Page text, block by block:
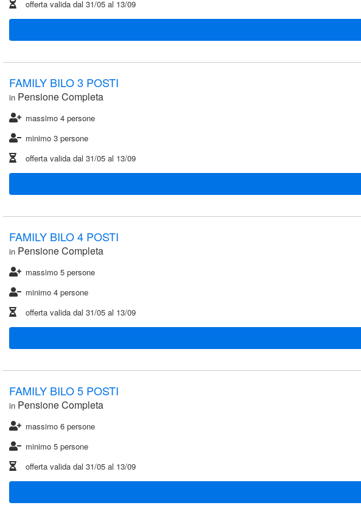
offerta valida dal 31/05 al 13/09
FAMILY BILO 3 POSTI
in Pensione Completa
massimo 4 persone
minimo 3 persone
offerta valida dal 31/05 al 13/09
FAMILY BILO 4 POSTI
in Pensione Completa
massimo 5 persone
minimo 4 persone
offerta valida dal 31/05 al 13/09
FAMILY BILO 5 POSTI
in Pensione Completa
massimo 6 persone
minimo 5 persone
offerta valida dal 31/05 al 13/09